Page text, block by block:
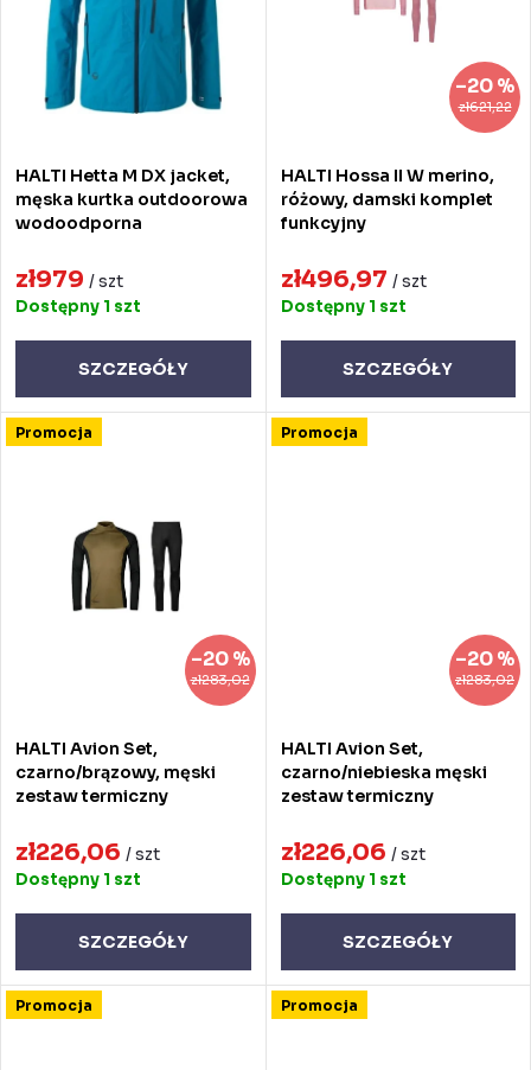
p
r
o
k
t
d
u
k
w
HALTI Hetta M DX jacket,
męska kurtka outdoorowa
wodoodporna
zł979 / szt
Dostępny 1 szt
SZCZEGÓŁY
zł621,22
–20 %
HALTI Hossa II W merino,
różowy, damski komplet
funkcyjny
zł496,97 / szt
Dostępny 1 szt
SZCZEGÓŁY
Promocja
zł283,02
–20 %
HALTI Avion Set,
czarno/brązowy, męski
zestaw termiczny
zł226,06 / szt
Dostępny 1 szt
SZCZEGÓŁY
Promocja
zł283,02
–20 %
HALTI Avion Set,
czarno/niebieska męski
zestaw termiczny
zł226,06 / szt
Dostępny 1 szt
SZCZEGÓŁY
Promocja Promocja